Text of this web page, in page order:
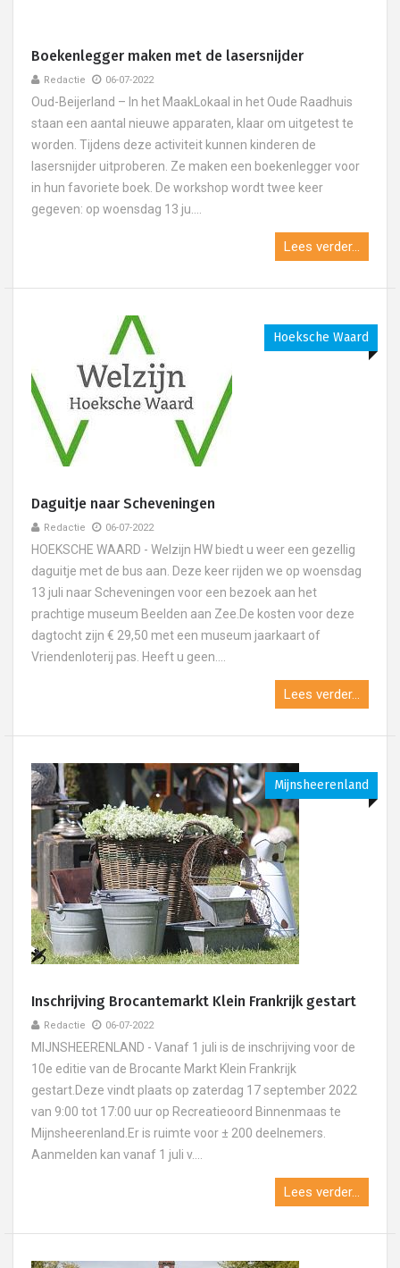
Boekenlegger maken met de lasersnijder
Redactie 06-07-2022
Oud-Beijerland – In het MaakLokaal in het Oude Raadhuis
staan een aantal nieuwe apparaten, klaar om uitgetest te
worden. Tijdens deze activiteit kunnen kinderen de
lasersnijder uitproberen. Ze maken een boekenlegger voor
in hun favoriete boek. De workshop wordt twee keer
gegeven: op woensdag 13 ju....
Lees verder...
Hoeksche Waard
Daguitje naar Scheveningen
Redactie 06-07-2022
HOEKSCHE WAARD - Welzijn HW biedt u weer een gezellig
daguitje met de bus aan. Deze keer rijden we op woensdag
13 juli naar Scheveningen voor een bezoek aan het
prachtige museum Beelden aan Zee.De kosten voor deze
dagtocht zijn € 29,50 met een museum jaarkaart of
Vriendenloterij pas. Heeft u geen....
Lees verder...
Mijnsheerenland
Inschrijving Brocantemarkt Klein Frankrijk gestart
Redactie 06-07-2022
MIJNSHEERENLAND - Vanaf 1 juli is de inschrijving voor de
10e editie van de Brocante Markt Klein Frankrijk
gestart.Deze vindt plaats op zaterdag 17 september 2022
van 9:00 tot 17:00 uur op Recreatieoord Binnenmaas te
Mijnsheerenland.Er is ruimte voor ± 200 deelnemers.
Aanmelden kan vanaf 1 juli v....
Lees verder...